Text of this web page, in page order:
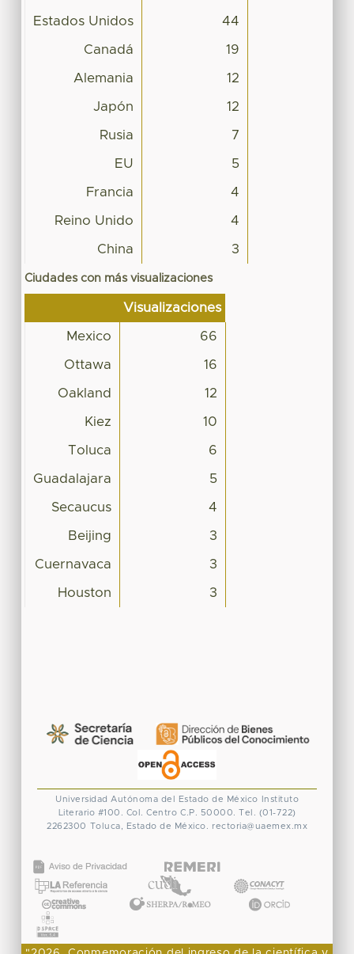
Estados Unidos 44
Canadá 19
Alemania 12
Japón 12
Rusia 7
EU 5
Francia 4
Reino Unido 4
China 3
Ciudades con más visualizaciones
Visualizaciones
Mexico 66
Ottawa 16
Oakland 12
Kiez 10
Toluca 6
Guadalajara 5
Secaucus 4
Beijing 3
Cuernavaca 3
Houston 3
Universidad Autónoma del Estado de México
Instituto
Literario #100. Col. Centro C.P. 50000. Tel. (01-722)
2262300 Toluca, Estado de México. rectoria@uaemex.mx